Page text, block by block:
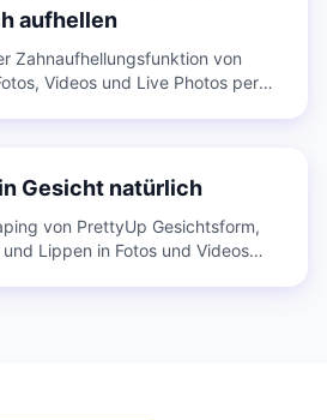
aufhellen
Zahnaufhellungsfunktion von
Videos und Live Photos per
Gesicht natürlich
von PrettyUp Gesichtsform,
Lippen in Fotos und Videos